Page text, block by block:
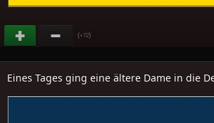
(+72)
Eines Tages ging eine ältere Dame in die